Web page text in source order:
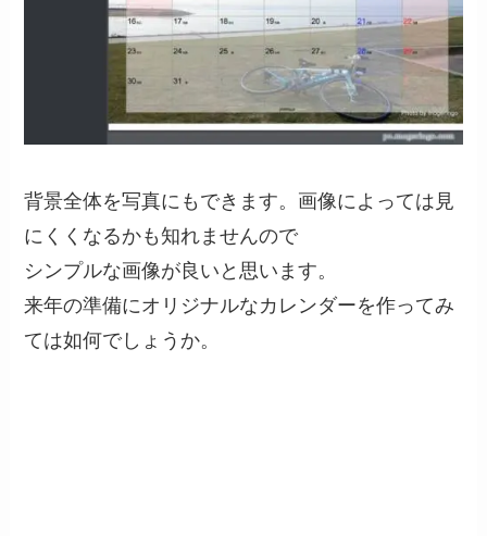
背景全体を写真にもできます。画像によっては見
にくくなるかも知れませんので
シンプルな画像が良いと思います。
来年の準備にオリジナルなカレンダーを作ってみ
ては如何でしょうか。